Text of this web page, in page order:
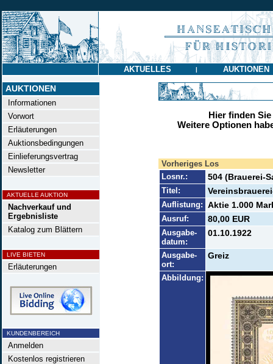
AKTUELLES | AUKTIONEN
AUKTIONEN
Informationen
Vorwort
Erläuterungen
Auktionsbedingungen
Einlieferungsvertrag
Newsletter
AKTUELLE AUKTION
Nachverkauf und
Ergebnisliste
Katalog zum Blättern
LIVE BIETEN
Erläuterungen
KUNDENBEREICH
Anmelden
Kostenlos registrieren
Hier finden
Weitere Optionen
Vorheriges Los
Losnr.:
504 (Brauerei-
Titel:
Auflistung: Aktie 1.000
Ausruf: 80,00 EUR
Ausgabe-
datum:
01.10.1922
Ausgabe-
ort:
Greiz
Abbildung: